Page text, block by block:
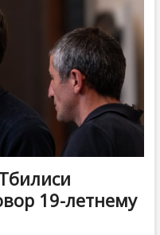
o
n
19-летнему